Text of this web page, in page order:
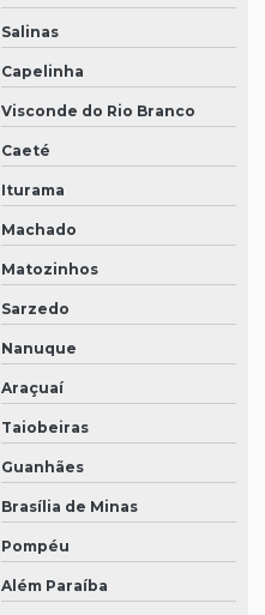
Salinas
Capelinha
Visconde do Rio Branco
Caeté
Iturama
Machado
Matozinhos
Sarzedo
Nanuque
Araçuaí
Taiobeiras
Guanhães
Brasília de Minas
Pompéu
Além Paraíba